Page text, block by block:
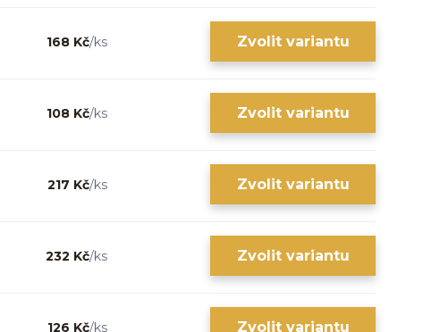
168 Kč/ks Zvolit variantu
108 Kč/ks Zvolit variantu
217 Kč/ks Zvolit variantu
232 Kč/ks Zvolit variantu
126 Kč/ks Zvolit variantu